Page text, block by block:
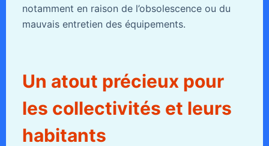
notamment en raison de l’obsolescence ou du
mauvais entretien des équipements.
Un atout précieux pour
les collectivités et leurs
habitants